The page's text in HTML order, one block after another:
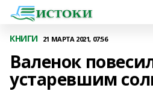
КНИГИ 21 МАРТА 2021, 07:56
Валенок
устаревшим